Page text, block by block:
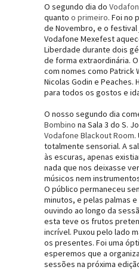
O segundo dia do
quanto o primeiro. Foi no
de Novembro, e o festival
Vodafone Mexefest
Liberdade durante dois
de forma extraordinária.
com nomes como Patrick
Nicolas Godin e Peaches.
para todos os gostos e
O nosso segundo dia
Bombino na Sala 3 do S.
Vodafone Blackout Room.
totalmente sensorial. A
às escuras, apenas
nada que nos deixasse
músicos nem
O público permaneceu
minutos, e pelas palmas
ouvindo ao longo da
esta teve os frutos
incrível. Puxou pelo lado
os presentes. Foi uma
esperemos que a
sessões na próxima